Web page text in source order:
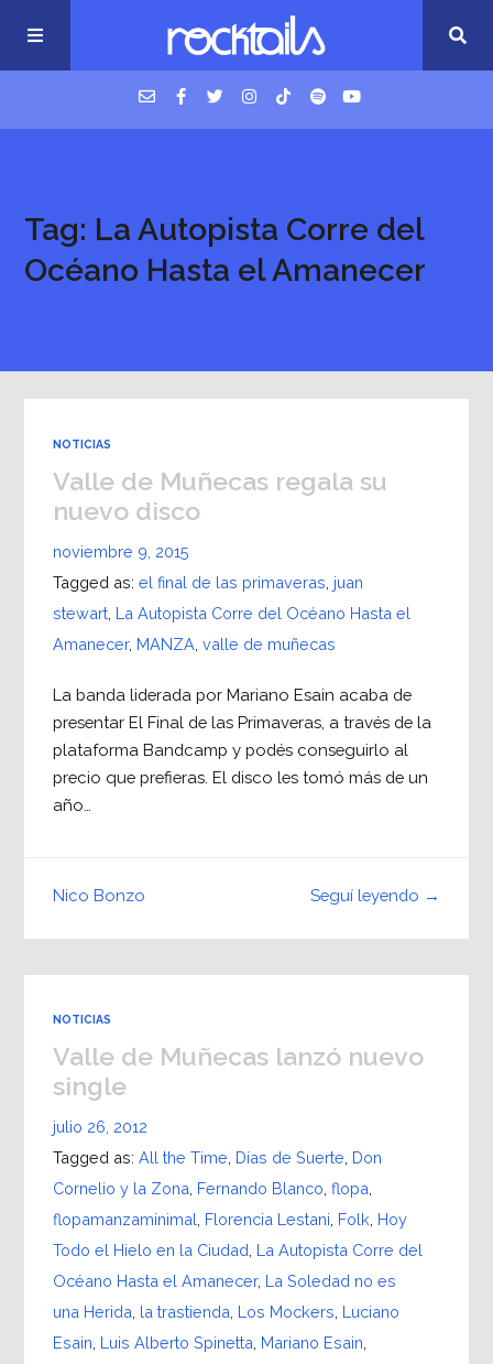
Cigarrillos en la cama
Tag: La Autopista Corre del
Océano Hasta el Amanecer
NOTICIAS
Valle de Muñecas regala su
nuevo disco
noviembre 9, 2015
Tagged as: el final de las primaveras juan
stewart, La Autopista Corre del Océano Hasta el
Amanecer, MANZA valle de muñecas
La banda liderada por Mariano Esain acaba de
presentar El Final de las Primaveras, a través de la
plataforma Bandcamp y podés conseguirlo al
precio que prefieras. El disco les tomó más de un
año…
Seguí leyendo →
Nico Bonzo
NOTICIAS
Valle de Muñecas lanzó nuevo
single
julio 26, 2012
Tagged as: All the Time Días de Suerte Don
Cornelio y la Zona Fernando Blanco flopa
flopamanzaminimal Florencia Lestani Folk Hoy
Todo el Hielo en la Ciudad La Autopista Corre del
Océano Hasta el Amanecer, La Soledad no es
una Herida la trastienda Los Mockers Luciano
Esain Luis Alberto Spinetta Mariano Esain